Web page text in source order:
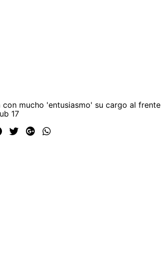
con mucho 'entusiasmo' su cargo al frente
17